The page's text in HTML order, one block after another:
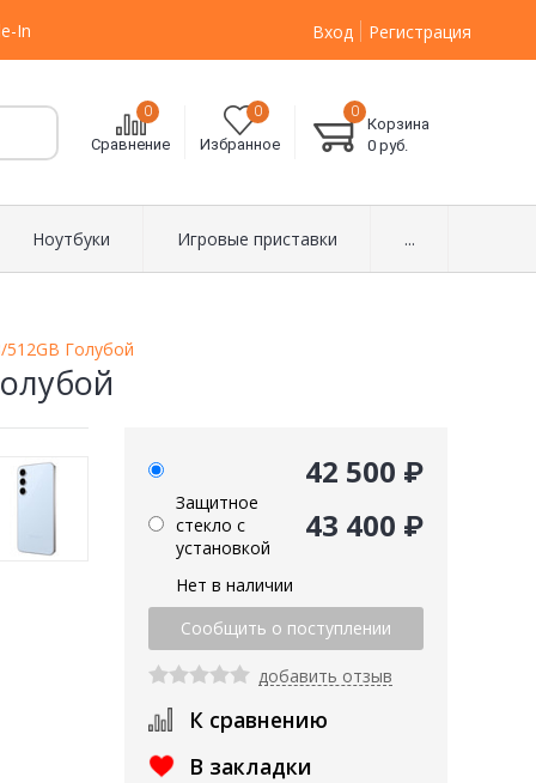
In Вход Регистрация
Сравнение
0
Избранное
0
Корзина
0
0 руб.
Ноутбуки Игровые приставки ...
512GB Голубой
42 500 ₽
Защитное
стекло с
установкой
43 400 ₽
Нет в наличии
добавить отзыв
К сравнению
В закладки